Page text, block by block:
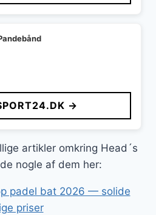
→
artikler omkring Head´s
nogle af dem her:
padel bat 2026 — solide
priser